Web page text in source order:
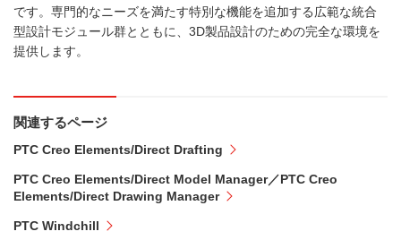
です。専門的なニーズを満たす特別な機能を追加する広範な統合
型設計モジュール群とともに、3D製品設計のための完全な環境を
提供します。
関連するページ
PTC Creo Elements/Direct Drafting
PTC Creo Elements/Direct Model Manager／PTC Creo
Elements/Direct Drawing Manager
PTC Windchill